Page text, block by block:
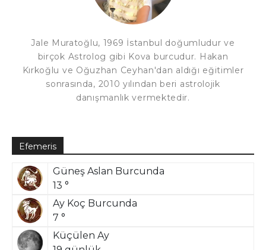
Jale Muratoğlu, 1969 İstanbul doğumludur ve
birçok Astrolog gibi Kova burcudur. Hakan
Kırkoğlu ve Oğuzhan Ceyhan'dan aldığı eğitimler
sonrasında, 2010 yılından beri astrolojik
danışmanlık vermektedir.
Efemeris
Güneş Aslan Burcunda
13 °
Ay Koç Burcunda
7 °
Küçülen Ay